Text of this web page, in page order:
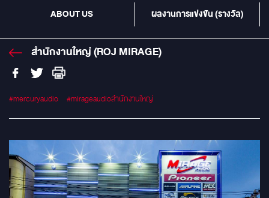
ABOUT US ผลงานการแข่งขัน (รางวัล)
สำนักงานใหญ่ (ROJ MIRAGE)
#mercuryaudio #mirageaudioสำนักงานใหญ่